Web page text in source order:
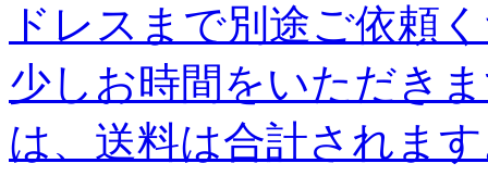
ドレスまで別途ご依頼
少しお時間をいただき
は、送料は合計されま